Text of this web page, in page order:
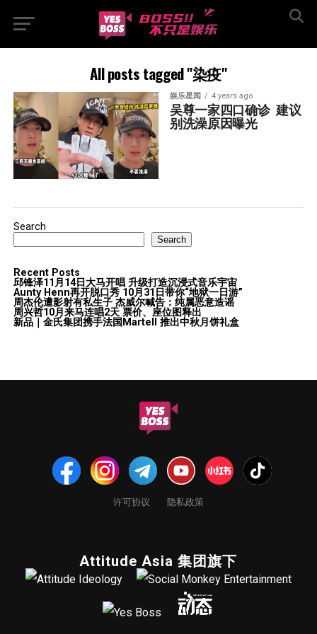
All posts tagged "染疫"
娱乐星闻 4 years ago
吴尊一家四口确诊  建议
别洗澡原因曝光
Search
Search
Recent Posts
邱锋泽11月14日大马开唱 升级打造沉浸式音乐宇宙
Aunty Henn再开脱口秀 10月31日带你“地狱一日游”
周杰伦遭影射有私生子 杰威尔喊告：纯属恶意造谣
周兴哲10月来马连唱2天 票价、座位图释出
新品｜金氏集团携手法国Martell 推出中秋月饼礼盒
许可协议 隐私政策
Attitude Asia 集团旗下